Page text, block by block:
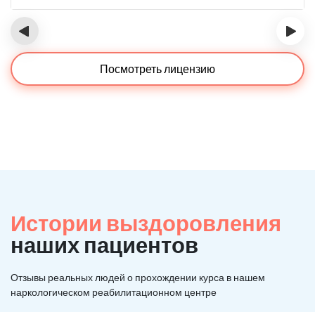
‹ ›
Посмотреть лицензию
Истории выздоровления
наших пациентов
Отзывы реальных людей о прохождении курса в нашем
наркологическом реабилитационном центре